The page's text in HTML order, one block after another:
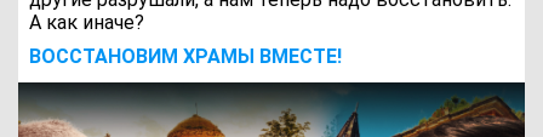
А как иначе?
ВОCСТАНОВИМ ХРАМЫ ВМЕСТЕ!